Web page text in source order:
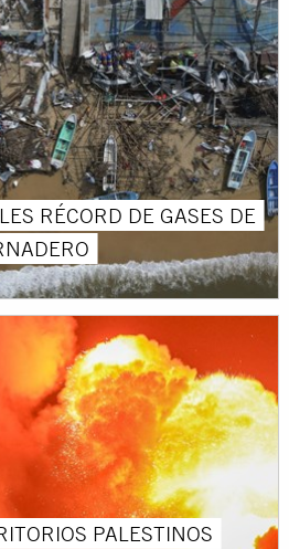
RÉCORD DE GASES DE
PALESTINOS